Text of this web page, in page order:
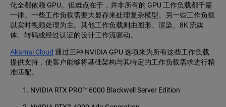
化全都依赖 GPU。但难点在于，并非所有的 GPU 工作负载都千篇
一律。一些工作负载需要大显存来处理复杂模型。另一些工作负载
以实时视频处理为主。其他工作负载则由图形、渲染、8K 流媒
体、转码或经过认证的设计工作流驱动。
Akamai Cloud 通过三种 NVIDIA GPU 选项来为所有这些工作负载
提供支持，使客户能够将基础架构与其特定的工作负载需求进行精
准匹配。
NVIDIA RTX PRO™ 6000 Blackwell Server Edition